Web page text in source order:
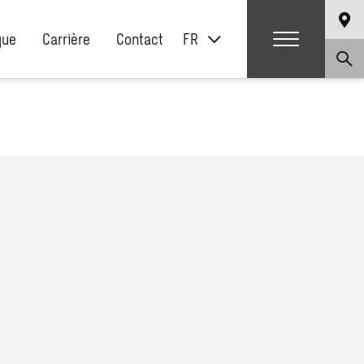
Carrière Contact FR